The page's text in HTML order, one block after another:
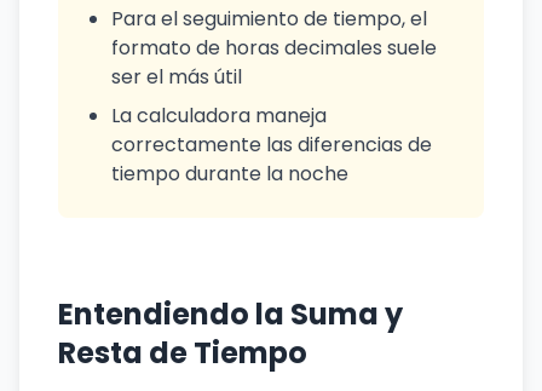
Para el seguimiento de tiempo, el
formato de horas decimales suele
ser el más útil
La calculadora maneja
correctamente las diferencias de
tiempo durante la noche
Entendiendo la Suma y
Resta de Tiempo